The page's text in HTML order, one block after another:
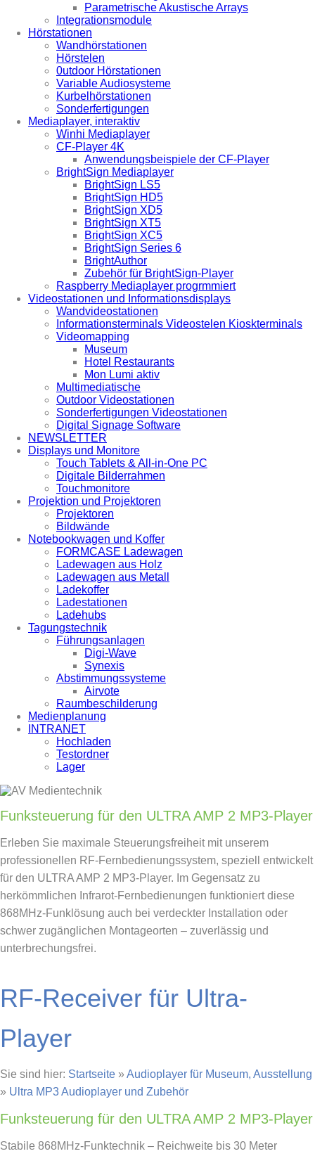
Parametrische Akustische Arrays
Integrationsmodule
Hörstationen
Wandhörstationen
Hörstelen
0utdoor Hörstationen
Variable Audiosysteme
Kurbelhörstationen
Sonderfertigungen
Mediaplayer, interaktiv
Winhi Mediaplayer
CF-Player 4K
Anwendungsbeispiele der CF-Player
BrightSign Mediaplayer
BrightSign LS5
BrightSign HD5
BrightSign XD5
BrightSign XT5
BrightSign XC5
BrightSign Series 6
BrightAuthor
Zubehör für BrightSign-Player
Raspberry Mediaplayer progrmmiert
Videostationen und Informationsdisplays
Wandvideostationen
Informationsterminals Videostelen Kioskterminals
Videomapping
Museum
Hotel Restaurants
Mon Lumi aktiv
Multimediatische
Outdoor Videostationen
Sonderfertigungen Videostationen
Digital Signage Software
NEWSLETTER
Displays und Monitore
Touch Tablets & All-in-One PC
Digitale Bilderrahmen
Touchmonitore
Projektion und Projektoren
Projektoren
Bildwände
Notebookwagen und Koffer
FORMCASE Ladewagen
Ladewagen aus Holz
Ladewagen aus Metall
Ladekoffer
Ladestationen
Ladehubs
Tagungstechnik
Führungsanlagen
Digi-Wave
Synexis
Abstimmungssysteme
Airvote
Raumbeschilderung
Medienplanung
INTRANET
Hochladen
Testordner
Lager
Funksteuerung für den ULTRA AMP 2 MP3-Player
Erleben Sie maximale Steuerungsfreiheit mit unserem
professionellen RF-Fernbedienungssystem, speziell entwickelt
für den ULTRA AMP 2 MP3-Player. Im Gegensatz zu
herkömmlichen Infrarot-Fernbedienungen funktioniert diese
868MHz-Funklösung auch bei verdeckter Installation oder
schwer zugänglichen Montageorten – zuverlässig und
unterbrechungsfrei.
RF-Receiver für Ultra-
Player
Sie sind hier: Startseite »Audioplayer für Museum, Ausstellung
» Ultra MP3 Audioplayer und Zubehör
Funksteuerung für den ULTRA AMP 2 MP3-Player
Stabile 868MHz-Funktechnik – Reichweite bis 30 Meter